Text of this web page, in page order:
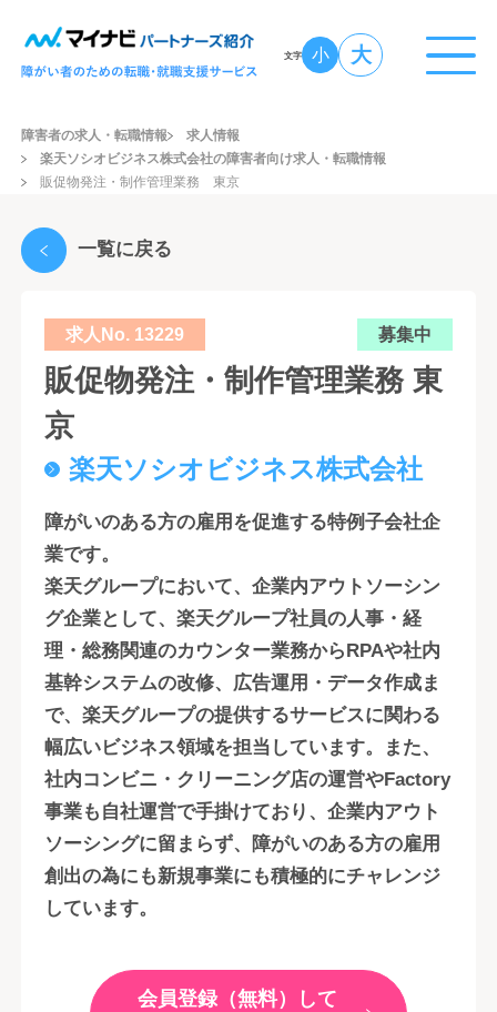
文字 小 大
障害者の求人・転職情報
求人情報
楽天ソシオビジネス株式会社の障害者向け求人・転職情報
販促物発注・制作管理業務 東京
一覧に戻る
求人No. 13229 募集中
販促物発注・制作管理業務 東
京
楽天ソシオビジネス株式会社
障がいのある方の雇用を促進する特例子会社企
業です。
楽天グループにおいて、企業内アウトソーシン
グ企業として、楽天グループ社員の人事・経
理・総務関連のカウンター業務からRPAや社内
基幹システムの改修、広告運用・データ作成ま
で、楽天グループの提供するサービスに関わる
幅広いビジネス領域を担当しています。また、
社内コンビニ・クリーニング店の運営やFactory
事業も自社運営で手掛けており、企業内アウト
ソーシングに留まらず、障がいのある方の雇用
創出の為にも新規事業にも積極的にチャレンジ
しています。
会員登録（無料）して